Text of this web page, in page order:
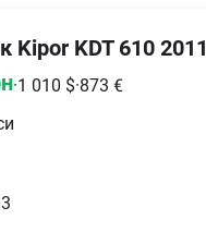
Kipor KDT 610 2011
·1 010 $·873 €